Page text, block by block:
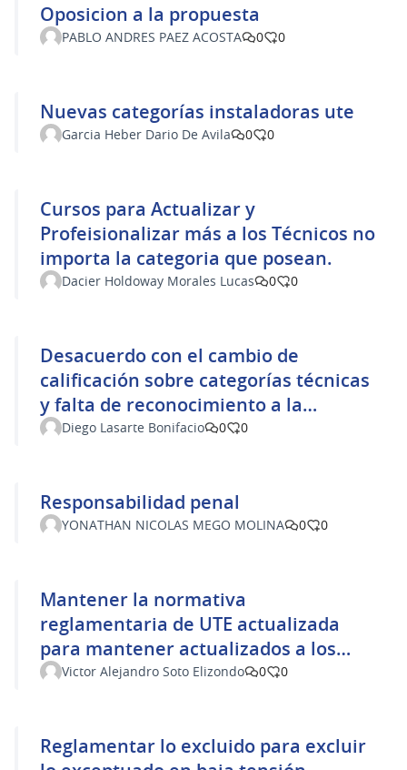
Oposicion a la propuesta
PABLO ANDRES PAEZ ACOSTA 0 0
Nuevas categorías instaladoras ute
Garcia Heber Dario De Avila 0 0
Cursos para Actualizar y
Profeisionalizar más a los Técnicos no
importa la categoria que posean.
Dacier Holdoway Morales Lucas 0 0
Desacuerdo con el cambio de
calificación sobre categorías técnicas
y falta de reconocimiento a la
formación y experiencia de cada
Diego Lasarte Bonifacio 0 0
Responsabilidad penal
YONATHAN NICOLAS MEGO MOLINA 0 0
Mantener la normativa
reglamentaria de UTE actualizada
para mantener actualizados a los
Técnicos
Victor Alejandro Soto Elizondo 0 0
Reglamentar lo excluido para excluir